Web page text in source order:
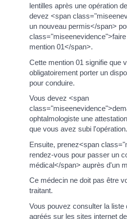
lentilles après une opération
devez <span
un nouveau permis</span>
mention 01</span>.
Cette mention 01 signifie que
obligatoirement porter un
pour conduire.
Vous devez <span
ophtalmologiste une
que vous avez subi l'opération.
Ensuite, prenez<span
rendez-vous pour passer un
médical</span> auprès d'un
Ce médecin ne doit pas être
traitant.
Vous pouvez consulter la liste
agréés sur les sites internet